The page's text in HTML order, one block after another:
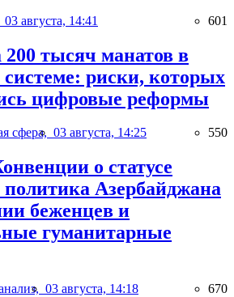
03 августа, 14:41 601
тысяч манатов в
системе: риски, которых
цифровые реформы
сфера, 03 августа, 14:25 550
о статусе
Азербайджана
беженцев и
гуманитарные
03 августа, 14:18 670